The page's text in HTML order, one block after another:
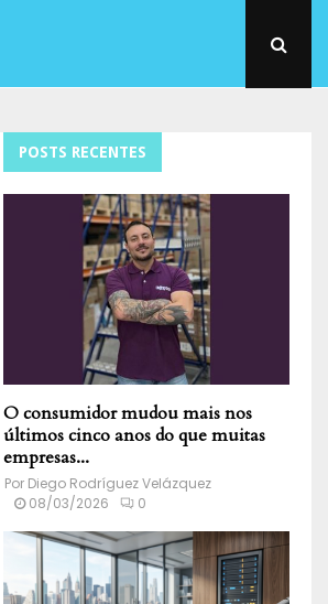
POSTS RECENTES
O consumidor mudou mais nos
últimos cinco anos do que muitas
empresas...
Por Diego Rodríguez Velázquez
08/03/2026
0